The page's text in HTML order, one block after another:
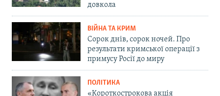
довкола
ВІЙНА ТА КРИМ
Сорок днів, сорок ночей. Про
результати кримської операції з
примусу Росії до миру
ПОЛІТИКА
«Короткострокова акція